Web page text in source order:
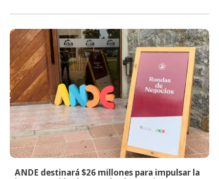
ANDE destinará $26 millones para impulsar la